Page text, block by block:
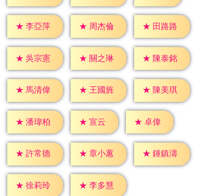
★ 李亞萍 ★ 周杰倫 ★ 田路路
★ 吳宗憲 ★ 關之琳 ★ 陳泰銘
★ 馬清偉 ★ 王國旌 ★ 陳美琪
★ 潘瑋柏 ★ 宣云 ★ 卓偉
★ 許常德 ★ 章小蕙 ★ 鍾鎮濤
★ 徐莉玲 ★ 李多慧